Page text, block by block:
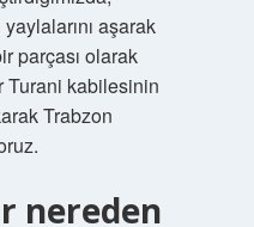
aşarak
parçası olarak
Turani kabilesinin
Trabzon
nereden